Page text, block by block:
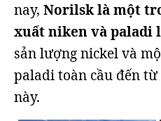
nay, Norilsk là một
xuất niken và paladi
sản lượng nickel và
paladi toàn cầu đến
này.